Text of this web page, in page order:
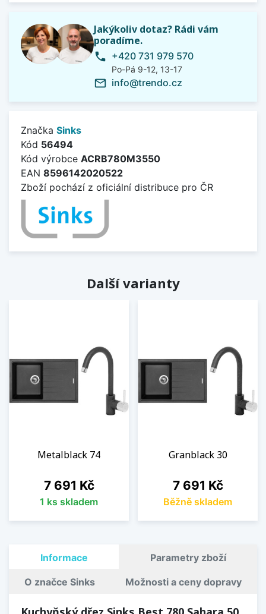
Jakýkoliv dotaz? Rádi vám
poradíme.
phone +420 731 979 570
Po-Pá 9-12, 13-17
mail_outline info@trendo.cz
Značka Sinks
Kód 56494
Kód výrobce ACRB780M3550
EAN 8596142020522
Zboží pochází z oficiální distribuce pro ČR
Další varianty
Metalblack 74
Cena
7 691 Kč
1 ks skladem
Granblack 30
Cena
7 691 Kč
Běžně skladem
Informace Parametry zboží
O značce Sinks Možnosti a ceny dopravy